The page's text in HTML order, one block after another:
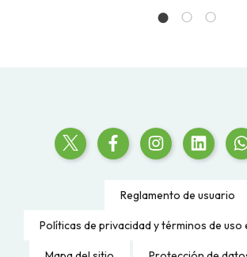
Reglamento de usuario
Políticas de privacidad y términos de uso